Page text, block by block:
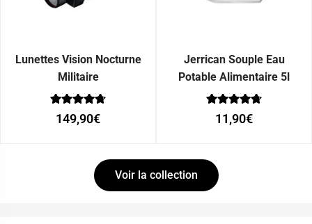
Lunettes Vision Nocturne
Militaire
Note
0
149,90€
Jerrican Souple Eau
Potable Alimentaire 5l
Note
0
11,90€
Voir la collection